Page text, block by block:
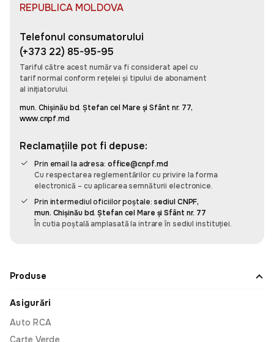
o asigurare pentru mașină, pot salva datele mele
și la următoarea asigurare pot să o creez doar în
câțiva pași simpli. Recomand aplicația pentru cei
care apreciază timpul și eficiența.
Recomand, e super simplu să administrez
asigurările mașinilor din familiei și cele pe
companiei cu această aplicația omnis. E simplu și
datele familia salvate și cînd mergem în vacanță
fac asigurare cît ai spune pește.
Am fost surprins de cât de rapidă și prietenoasă a
fost experiența mea cu Omnis. De obicei, când
cumpăr ceva, am un pic de anxietate să nu
REPUBLICA MOLDOVA
Telefonul consumatorului
(+373 22) 85-95-95
Tariful către acest număr va fi considerat apel cu
tarif normal conform rețelei și tipului de abonament
al inițiatorului.
mun. Chișinău bd. Ștefan cel Mare și Sfânt nr. 77,
www.cnpf.md
Reclamațiile pot fi depuse:
Prin email la adresa: office@cnpf.md
Cu respectarea reglementărilor cu privire la forma
electronică – cu aplicarea semnăturii electronice.
Prin intermediul oficiilor poștale: sediul CNPF,
mun. Chișinău bd. Ștefan cel Mare și Sfânt nr. 77
În cutia poștală amplasată la intrare în sediul instituției.
Produse
Asigurări
Auto RCA
Carte Verde